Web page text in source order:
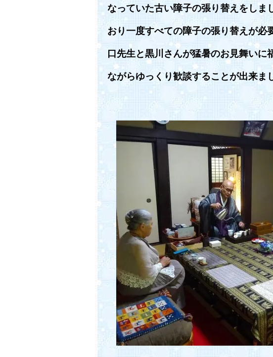
なっていた古い障子の張り替えをしま
おり一度すべての障子の張り替えが必
口先生と黒川さんが猛暑のお見舞い
ながらゆっくり歓談することが出来ま